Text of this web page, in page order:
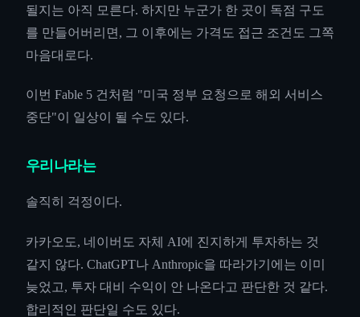
될지는 아직 모른다. 하지만 누군가 한 곳이 독점 구도
를 만들어버리면, 그 이후에는 가격도 접근 조건도 그쪽
마음대로다.
이번 Fable 5 건처럼 "미국 정부 요청으로 해외 서비스
중단"이 일상이 될 수도 있다.
우리나라는
솔직히 걱정이다.
카카오도, 네이버도 자체 AI에 진지하게 투자하는 것
같지 않다. ChatGPT나 Anthropic을 따라가기에는 이미
늦었고, 투자 대비 수익이 안 나온다고 판단한 것 같다.
합리적인 판단일 수도 있다.